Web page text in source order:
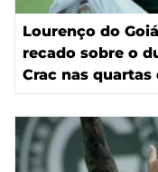
Lourenço do
recado sobre o
Crac nas quartas